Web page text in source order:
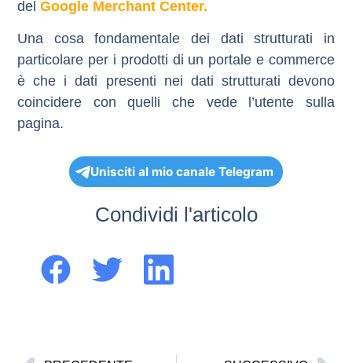
delGoogle Merchant Center.
Una cosa fondamentale dei dati strutturati in
particolare per i prodotti di un portale e commerce
è che i dati presenti nei dati strutturati devono
coincidere con quelli che vede l’utente sulla
pagina.
Unisciti al mio canale Telegram
Condividi l'articolo